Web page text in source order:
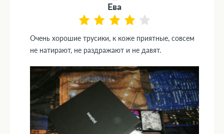
Ева
Очень хорошие трусики, к коже приятные, совсем
не натирают, не раздражают и не давят.